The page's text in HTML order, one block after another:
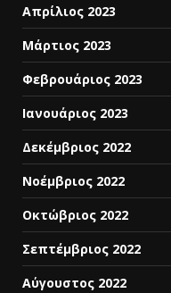
Απρίλιος 2023
Μάρτιος 2023
Φεβρουάριος 2023
Ιανουάριος 2023
Δεκέμβριος 2022
Νοέμβριος 2022
Οκτώβριος 2022
Σεπτέμβριος 2022
Αύγουστος 2022